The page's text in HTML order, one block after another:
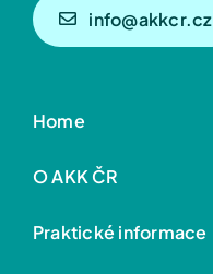
info@akkcr.cz
Home
O AKK ČR
Praktické informace